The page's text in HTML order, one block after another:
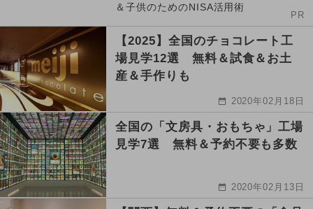
＆子供のためのNISA活用術
PR
【2025】全国のチョコレート工
場見学12選 無料＆試食＆お土
産＆手作りも
2020年02月18日
全国の「文房具・おもちゃ」工場
見学7選 無料＆予約不要も多数
2020年02月13日